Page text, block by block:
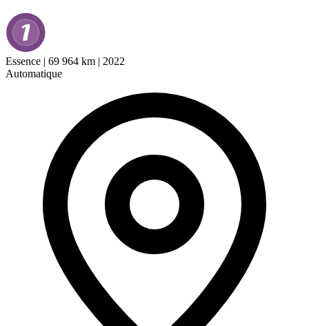
Essence | 69 964 km | 2022
Automatique